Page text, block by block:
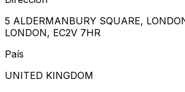
5 ALDERMANBURY SQUARE,
LONDON, EC2V 7HR
País
UNITED KINGDOM